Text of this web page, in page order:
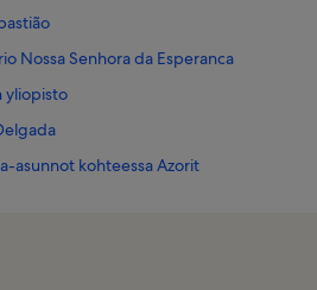
Nossa Senhora da Esperanca
yliopisto
asunnot kohteessa Azorit